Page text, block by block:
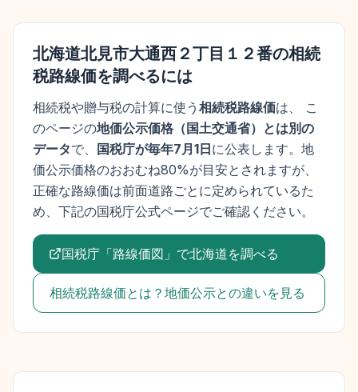
北海道北見市大通西２丁目１２番の相続
税路線価を調べるには
相続税や贈与税の計算に使う 相続税路線価は、 こ
のページの地価公示価格 （ 国土交通省）とは別の
データで、 国税庁が毎年7月1日に公表します。 地
価公示価格のおおむね80%が目安とされますが、
正確な路線価は前面道路ごとに定められているた
め、下記の国税庁公式ページでご確認ください。
国税庁「路線価図」で北海道を調べる
相続税路線価とは？地価公示との違いを見る